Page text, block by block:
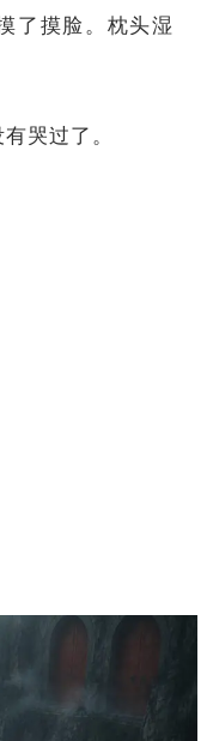
了摸脸。枕头湿
哭过了。